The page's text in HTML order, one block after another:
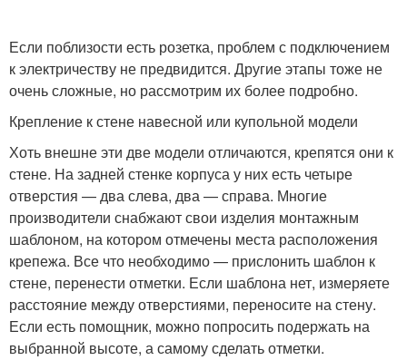
Если поблизости есть розетка, проблем с подключением
к электричеству не предвидится. Другие этапы тоже не
очень сложные, но рассмотрим их более подробно.
Крепление к стене навесной или купольной модели
Хоть внешне эти две модели отличаются, крепятся они к
стене. На задней стенке корпуса у них есть четыре
отверстия — два слева, два — справа. Многие
производители снабжают свои изделия монтажным
шаблоном, на котором отмечены места расположения
крепежа. Все что необходимо — прислонить шаблон к
стене, перенести отметки. Если шаблона нет, измеряете
расстояние между отверстиями, переносите на стену.
Если есть помощник, можно попросить подержать на
выбранной высоте, а самому сделать отметки.